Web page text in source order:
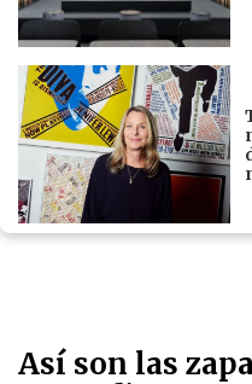
Así son las